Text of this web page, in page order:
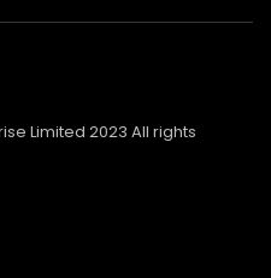
Limited 2023 All rights